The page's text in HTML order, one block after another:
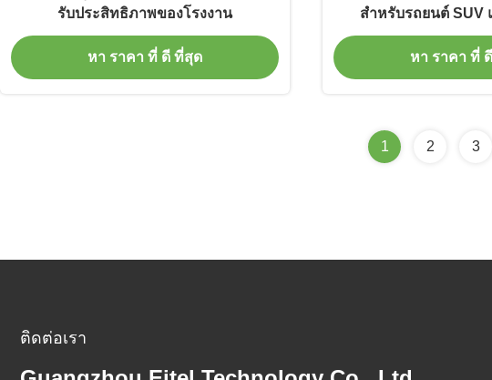
รับประสิทธิภาพของโรงงาน
หา ราคา ที่ ดี ที่สุด
สําหรับรถยนต์ SUV
หา ราคา ที่
1 2 3
ติดต่อเรา